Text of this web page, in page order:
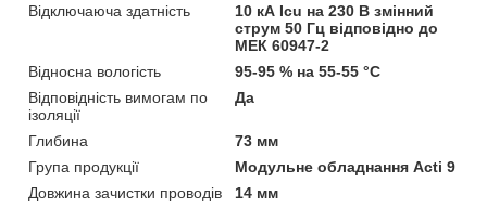
Відключаюча здатність
10 кА Icu на 230 В змінний
струм 50 Гц відповідно до
МЕК 60947-2
Відносна вологість
95-95 % на 55-55 °C
Відповідність вимогам по
ізоляції
Да
Глибина
73 мм
Група продукції
Модульне обладнання Acti 9
Довжина зачистки проводів
14 мм